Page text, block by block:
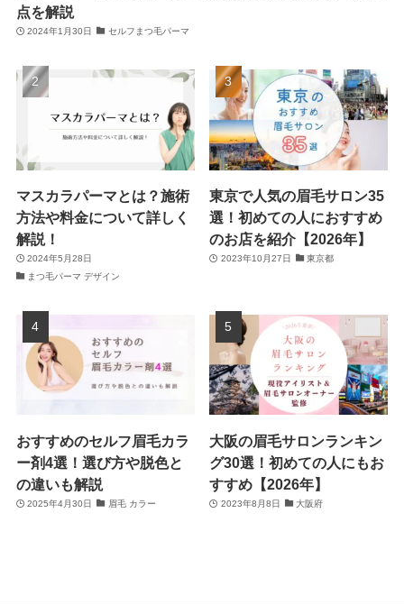
点を解説
2024年1月30日 セルフまつ毛パーマ
マスカラパーマとは？施術
方法や料金について詳しく
解説！
2024年5月28日
まつ毛パーマ デザイン
東京で人気の眉毛サロン35
選！初めての人におすすめ
のお店を紹介【2026年】
2023年10月27日 東京都
おすすめのセルフ眉毛カラ
ー剤4選！選び方や脱色と
の違いも解説
2025年4月30日 眉毛 カラー
大阪の眉毛サロンランキン
グ30選！初めての人にもお
すすめ【2026年】
2023年8月8日 大阪府